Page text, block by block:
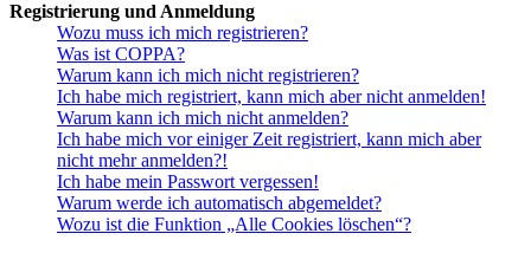
Registrierung und Anmeldung
Wozu muss ich mich registrieren?
Was ist COPPA?
Warum kann ich mich nicht registrieren?
Ich habe mich registriert, kann mich aber nicht anmelden!
Warum kann ich mich nicht anmelden?
Ich habe mich vor einiger Zeit registriert, kann mich aber
nicht mehr anmelden?!
Ich habe mein Passwort vergessen!
Warum werde ich automatisch abgemeldet?
Wozu ist die Funktion „Alle Cookies löschen“?